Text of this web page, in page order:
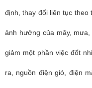
định, thay đổi liên tục theo
ảnh hưởng của mây,
giảm một phần việc đốt
ra, nguồn điện gió, điện